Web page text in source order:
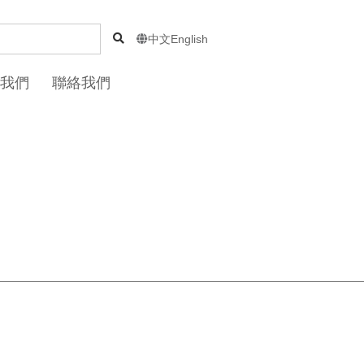
中文English
們
聯絡我們